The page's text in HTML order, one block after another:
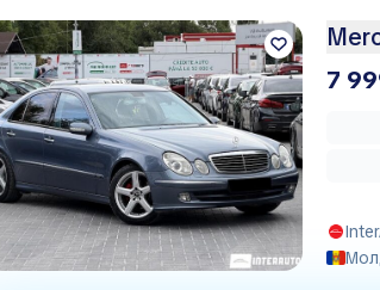
7